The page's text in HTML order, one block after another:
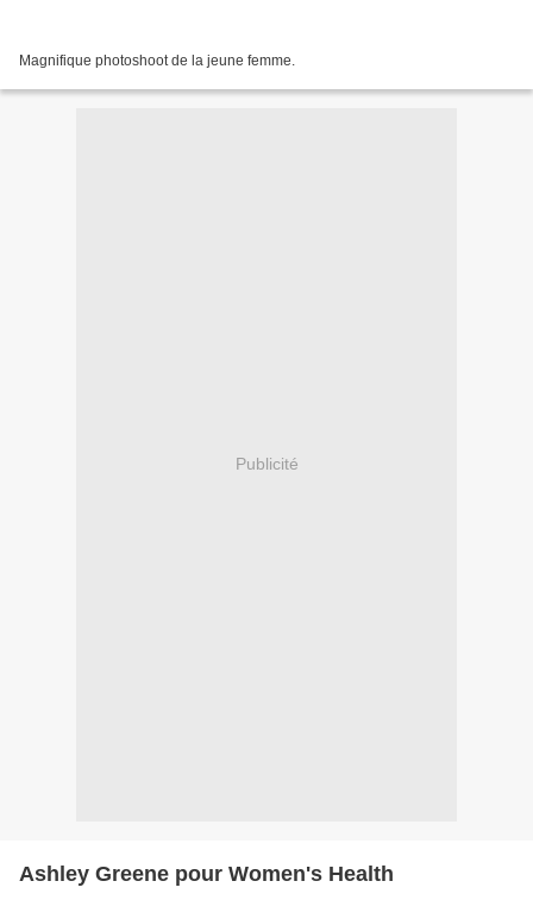
Magnifique photoshoot de la jeune femme.
Publicité
Ashley Greene pour Women's Health